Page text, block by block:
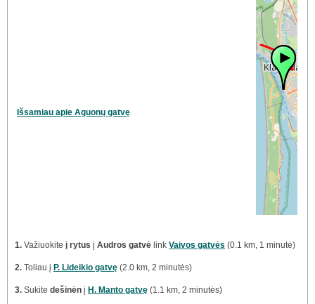
Išsamiau apie Aguonų gatvę
1. Važiuokite į rytus į Audros gatvė link Vaivos gatvės (0.1 km, 1 minutė)
2. Toliau į P. Lideikio gatvę (2.0 km, 2 minutės)
3. Sukite dešinėn į H. Manto gatvę (1.1 km, 2 minutės)